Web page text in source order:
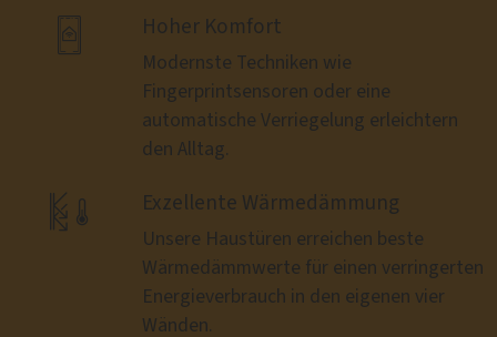
 Hoher Komfort
Modernste Techniken wie
Fingerprintsensoren oder eine
automatische Verriegelung erleichtern
den Alltag.
 Exzellente Wärmedämmung
Unsere Haustüren erreichen beste
Wärmedämmwerte für einen verringerten
Energieverbrauch in den eigenen vier
Wänden.